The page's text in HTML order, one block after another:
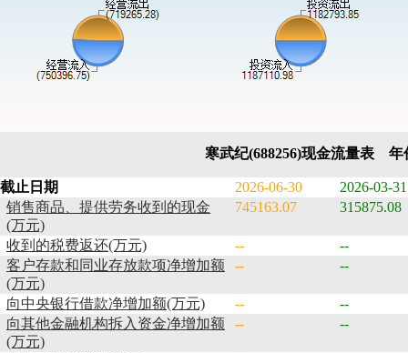
寒武纪(688256)现金流量表 年
截止日期 2026-06-30
2026-03-31
销售商品、提供劳务收到的现金
(万元)
745163.07 315875.08
收到的税费返还(万元) --
--
客户存款和同业存放款项净增加额
(万元)
-- --
向中央银行借款净增加额(万元) --
--
向其他金融机构拆入资金净增加额
(万元)
-- --